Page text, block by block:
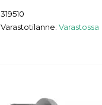
319510
Varastotilanne: Varastossa